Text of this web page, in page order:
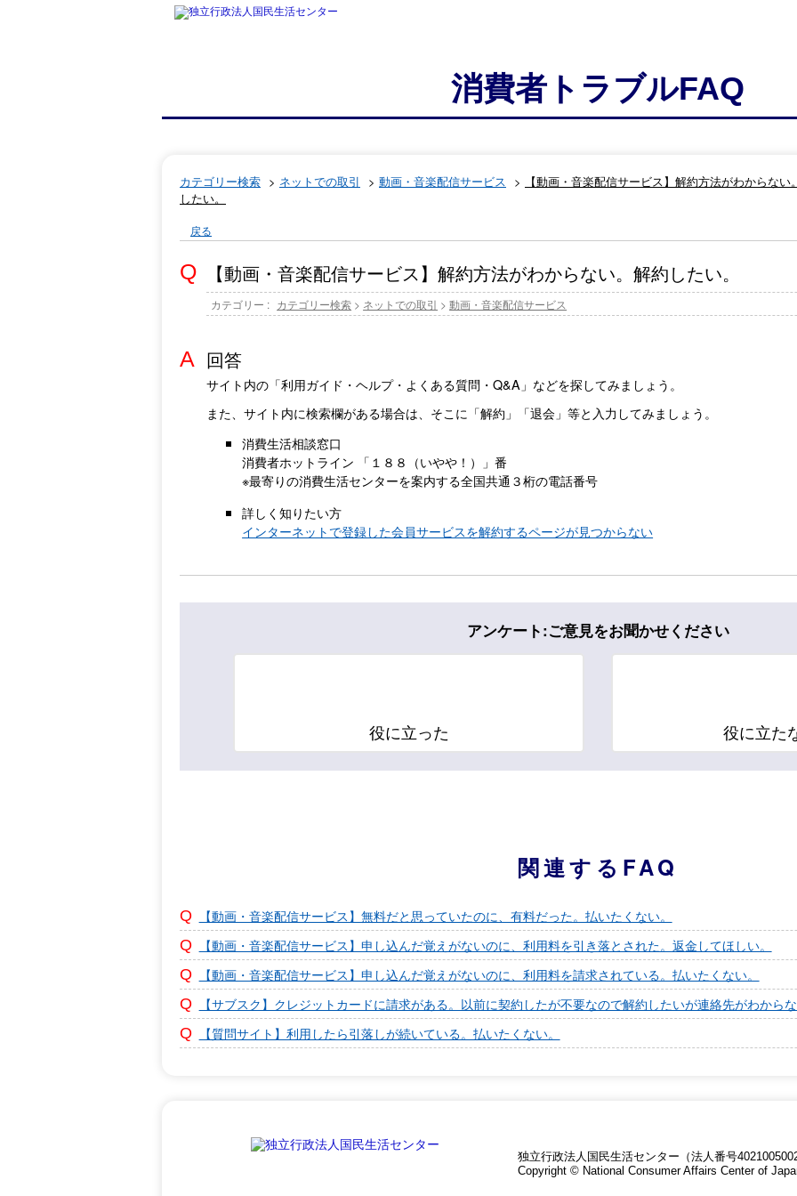
消費者トラブルFAQ
カテゴリー検索 > ネットでの取引 > 動画・音楽配信サービス >
【動画・音楽配信サービス】解約方法がわからない
したい。
戻る
【動画・音楽配信サービス】解約方法がわからない。解約したい。
カテゴリー : カテゴリー検索 > ネットでの取引 >動画・音楽配信サービス
回答
サイト内の「利用ガイド・ヘルプ・よくある質問・Q&A」などを探してみましょう。
また、サイト内に検索欄がある場合は、そこに「解約」「退会」等と入力してみましょう。
消費生活相談窓口
消費者ホットライン 「１８８（いやや！）」番
※最寄りの消費生活センターを案内する全国共通３桁の電話番号
詳しく知りたい方
インターネットで登録した会員サービスを解約するページが見つからない
アンケート:ご意見をお聞かせください
役に立った 役に立た
関連するFAQ
【動画・音楽配信サービス】無料だと思っていたのに、有料だった。払いたくない。
【動画・音楽配信サービス】申し込んだ覚えがないのに、利用料を引き落とされた。返金してほしい。
【動画・音楽配信サービス】申し込んだ覚えがないのに、利用料を請求されている。払いたくない。
【サブスク】クレジットカードに請求がある。以前に契約したが不要なので解約したいが連絡先がわから
【質問サイト】利用したら引落しが続いている。払いたくない。
独立行政法人国民生活センター（法人番号
Copyright © National Consumer Affairs Center of